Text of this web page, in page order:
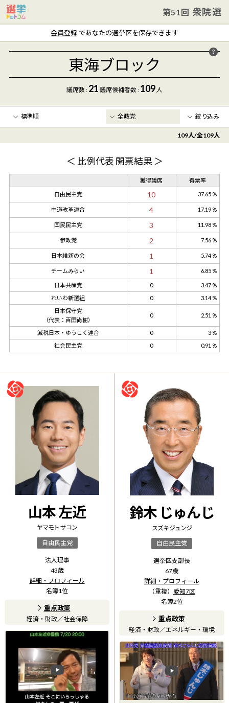
第51回 衆院選
会員登録 であなたの選挙区を保存できます
東海ブロック
議席数 : 21 議席候補者数: 109人
絞り込み
年齢 〜
109人/全109人
＜ 比例代表 開票結果 ＞
獲得議席 得票率
自由民主党 10 37.65 %
中道改革連合 4 17.19 %
国民民主党 3 11.98 %
参政党 2 7.56 %
日本維新の会 1 5.74 %
チームみらい 1 6.85 %
日本共産党 0
3.47 %
れいわ新選組
0
3.14 %
日本保守党
（代表：百田尚樹）
0 2.51 %
減税日本・ゆうこく連合 0
3 %
社会民主党
0 0.91 %
山本 左近
ヤマモト サコン
自由民主党
法人理事
43歳
詳細・プロフィール
名簿1位
重点政策
経済・財政／社会保障
鈴木 じゅんじ
スズキ ジュンジ
自由民主党
選挙区支部長
67歳
詳細・プロフィール
（重複） 愛知7区
名簿2位
重点政策
経済・財政／エネルギー・環境